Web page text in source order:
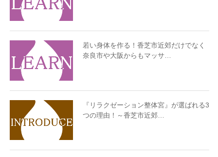
若い身体を作る！香芝市近郊だけでなく
奈良市や大阪からもマッサ…
『リラクゼーション整体宮』が選ばれる3
つの理由！～香芝市近郊…